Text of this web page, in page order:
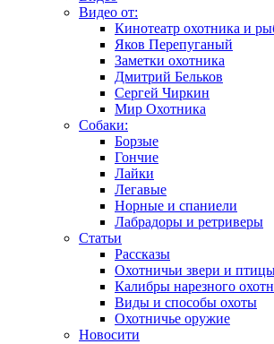
Видео от:
Кинотеатр охотника и
Яков Перепуганый
Заметки охотника
Дмитрий Бельков
Сергей Чиркин
Мир Охотника
Собаки:
Борзые
Гончие
Лайки
Легавые
Норные и спаниели
Лабрадоры и ретриверы
Статьи
Рассказы
Охотничьи звери и
Калибры нарезного
Виды и способы охоты
Охотничье оружие
Новосити